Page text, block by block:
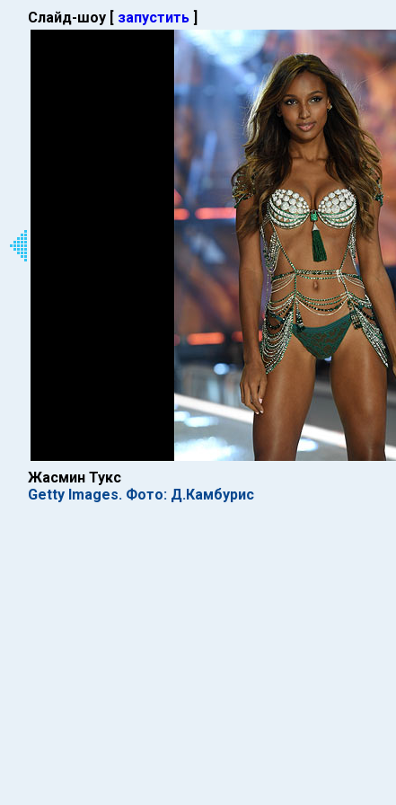
Слайд-шоу [ запустить ]
Жасмин Тукс
Getty Images. Фото: Д.Камбурис